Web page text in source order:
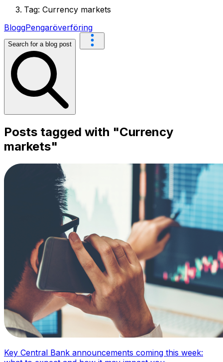
Tag: Currency markets
BloggPengaröverföring
Search for a blog post
Posts tagged with "Currency
markets"
Key Central Bank announcements coming this week: